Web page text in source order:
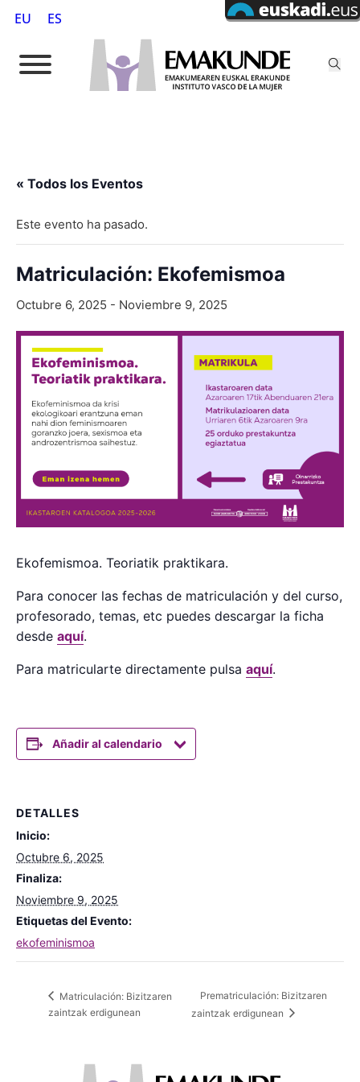
EU ES
« Todos los Eventos
Este evento ha pasado.
Matriculación: Ekofemismoa
Octubre 6, 2025 - Noviembre 9, 2025
Ekofemismoa. Teoriatik praktikara.
Para conocer las fechas de matriculación y del curso,
profesorado, temas, etc puedes descargar la ficha
desde aquí.
Para matricularte directamente pulsa aquí.
Añadir al calendario
DETALLES
Inicio:
Octubre 6, 2025
Finaliza:
Noviembre 9, 2025
Etiquetas del Evento:
ekofeminismoa
Matriculación: Bizitzaren
zaintzak erdigunean
Prematriculación: Bizitzaren
zaintzak erdigunean